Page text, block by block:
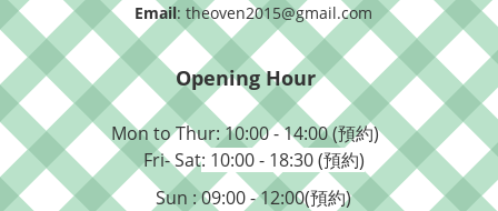
Email: theoven2015@gmail.com
Opening Hour
Mon to Thur: 10:00 - 14:00 (預約)
Fri- Sat: 10:00 - 18:30 (預約)
Sun : 09:00 - 12:00(預約)